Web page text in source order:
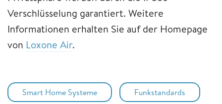
Verschlüsselung garantiert. Weitere
Informationen erhalten Sie auf der Homepage
von Loxone Air.
Smart Home Systeme Funkstandards